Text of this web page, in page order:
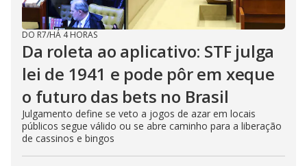
DO R7/HÁ 4 HORAS
Da roleta ao aplicativo: STF julga
lei de 1941 e pode pôr em xeque
o futuro das bets no Brasil
Julgamento define se veto a jogos de azar em locais
públicos segue válido ou se abre caminho para a liberação
de cassinos e bingos